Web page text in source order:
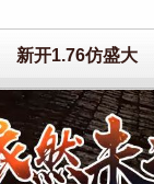
新开1.76仿盛大